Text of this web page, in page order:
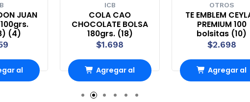
JUAN
(4)
al
ICB
COLA CAO
CHOCOLATE BOLSA
180grs. (18)
$1.698
Agregar al
Carro
OTROS
TE EMBLEM
PREMIUM 100
bolsitas (10)
$2.698
Agregar al